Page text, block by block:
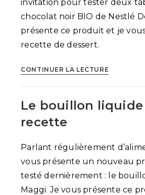
invitation pour tester deux
chocolat noir BIO de Nestlé
présente ce produit et je
recette de dessert.
CONTINUER LA LECTURE
Bio
Le bouillon liquide
recette
Parlant régulièrement
vous présente un nouveau
testé dernièrement : le
Maggi. Je vous présente ce